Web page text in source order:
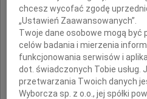
chcesz wycofać zgodę
„Ustawień Zaawansowanych”.
Twoje dane osobowe mogą być
celów badania i mierzenia
funkcjonowania serwisów i
dot. świadczonych Tobie usług.
przetwarzania Twoich danych
Wyborcza sp. z o.o., jej spółki